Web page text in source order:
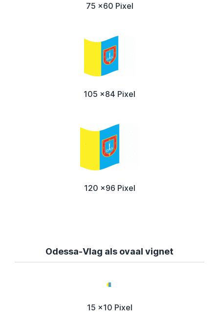
75 x60 Pixel
105 x84 Pixel
120 x96 Pixel
Odessa-Vlag als ovaal vignet
15 x10 Pixel